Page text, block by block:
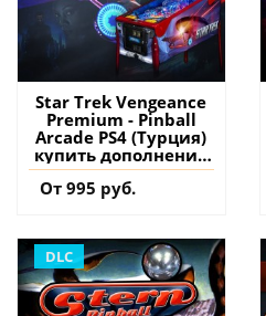
Star Trek Vengeance
Premium - Pinball
Arcade PS4 (Турция)
купить дополнение
на аккаунт
От 995 руб.
DLC